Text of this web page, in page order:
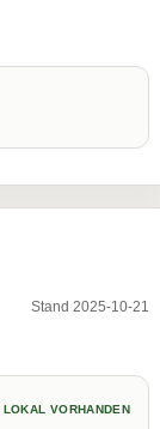
Stand 2025-10-21
LOKAL VORHANDEN